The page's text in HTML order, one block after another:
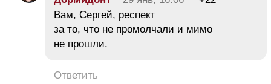
Вам, Сергей, респект
за то, что не промолчали и мимо
не прошли.
Ответить